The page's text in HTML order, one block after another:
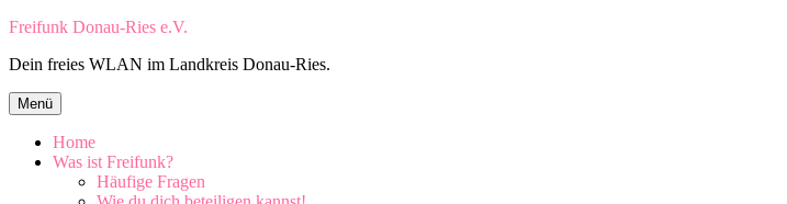
Zum
springen
Freifunk Donau-Ries e.V.
Dein freies WLAN im Landkreis Donau-Ries.
Menü Zum
Inhalt
springen
Home
Was ist Freifunk?
Häufige Fragen